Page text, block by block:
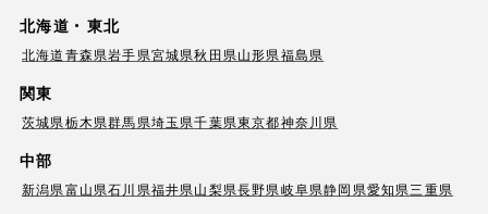
北海道・東北
北海道青森県岩手県宮城県秋田県山形県福島県
関東
茨城県栃木県群馬県埼玉県千葉県東京都神奈川県
中部
新潟県富山県石川県福井県山梨県長野県岐阜県静岡県愛知県三重県